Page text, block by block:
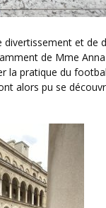
de Mme Anna
la pratique du
alors pu se